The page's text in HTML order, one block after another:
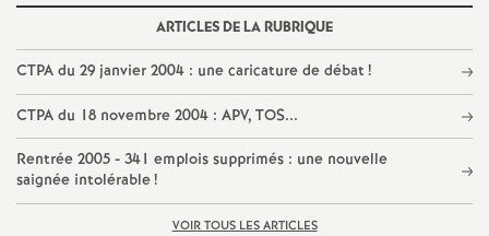
e
m
e
n
ARTICLES DE LA RUBRIQUE
CTPA du 29 janvier 2004 : une caricature de débat!
CTPA du 18 novembre 2004 : APV, TOS...
Rentrée 2005 - 341 emplois supprimés : une nouvelle
saignée intolérable!
VOIR TOUS LES ARTICLES